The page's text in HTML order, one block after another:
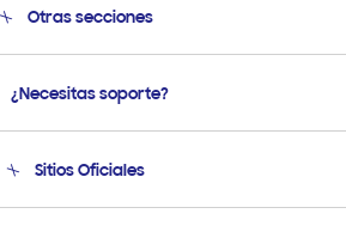
Otras secciones
Soporte
¿Necesitas soporte?
Soporte vía eMail
Sitios Oficiales